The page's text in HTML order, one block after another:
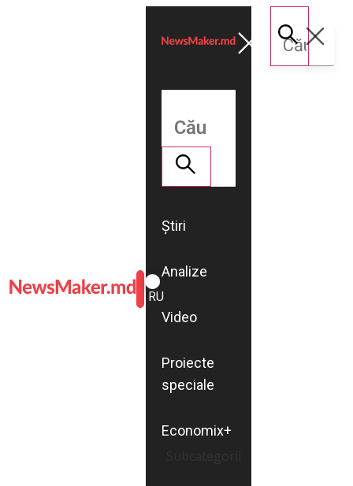
ROMÂNĂ
RU
Știri
Analize
Video
Proiecte
speciale
Economix+